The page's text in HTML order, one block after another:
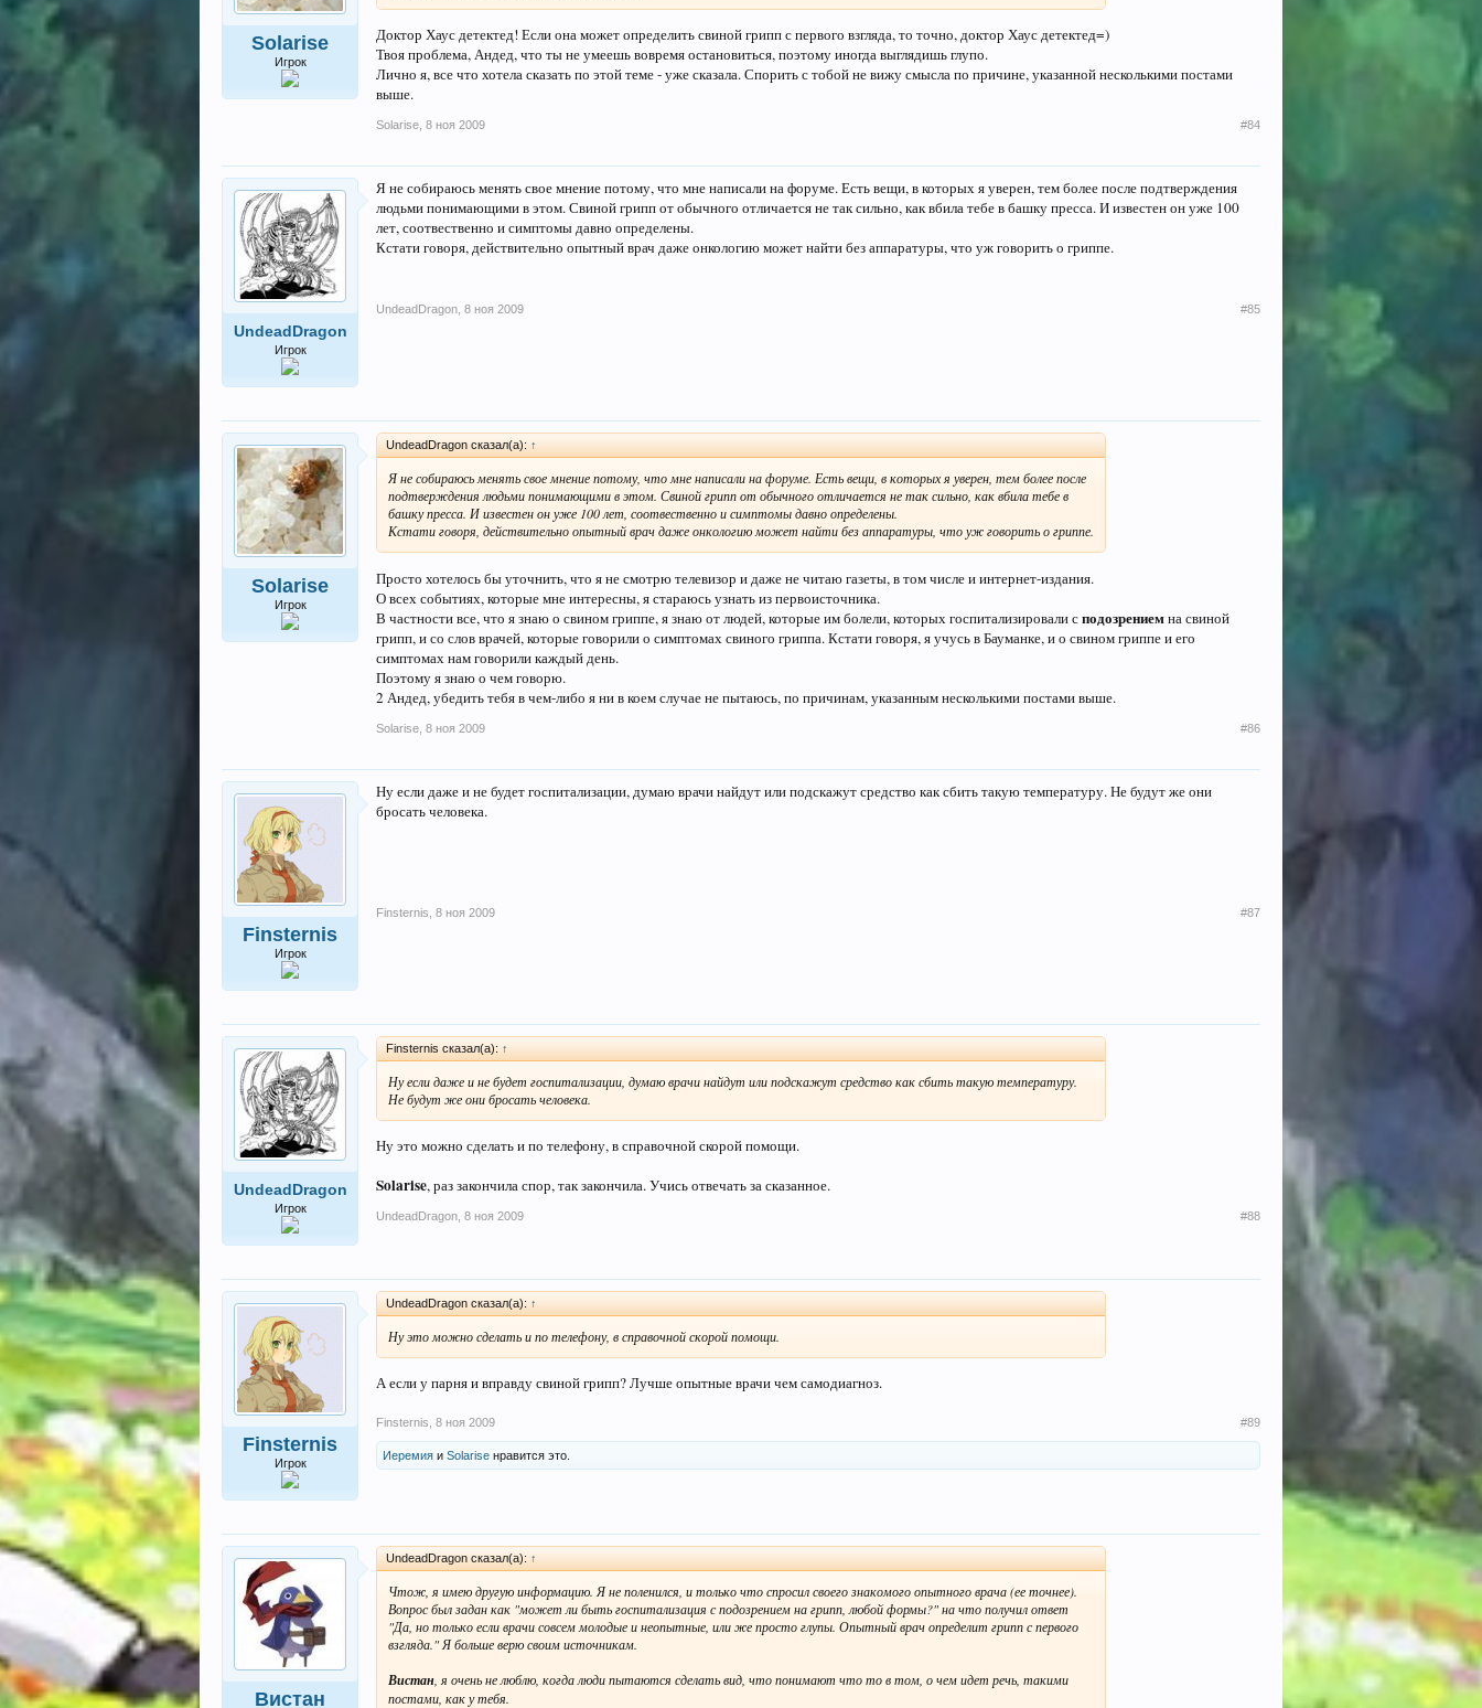
Solarise
Игрок
Доктор Хаус детектед! Если она может определить свиной грипп с первого взгляда, то точно, доктор Хаус детектед=)
Твоя проблема, Андед, что ты не умеешь вовремя остановиться, поэтому иногда выглядишь глупо.
Лично я, все что хотела сказать по этой теме - уже сказала. Спорить с тобой не вижу смысла по причине, указанной несколькими постами
выше.
Solarise 8 ноя 2009 #84
UndeadDragon
Игрок
Я не собираюсь менять свое мнение потому, что мне написали на форуме. Есть вещи, в которых я уверен, тем более после подтверждения
людьми понимающими в этом. Свиной грипп от обычного отличается не так сильно, как вбила тебе в башку пресса. И известен он уже 100
лет, соотвественно и симптомы давно определены.
Кстати говоря, действительно опытный врач даже онкологию может найти без аппаратуры, что уж говорить о гриппе.
UndeadDragon 8 ноя 2009 #85
Solarise
Игрок
UndeadDragon сказал(а): ↑
Я не собираюсь менять свое мнение потому, что мне написали на форуме. Есть вещи, в которых я уверен, тем более после
подтверждения людьми понимающими в этом. Свиной грипп от обычного отличается не так сильно, как вбила тебе в
башку пресса. И известен он уже 100 лет, соотвественно и симптомы давно определены.
Кстати говоря, действительно опытный врач даже онкологию может найти без аппаратуры, что уж говорить о гриппе.
Просто хотелось бы уточнить, что я не смотрю телевизор и даже не читаю газеты, в том числе и интернет-издания.
О всех событиях, которые мне интересны, я стараюсь узнать из первоисточника.
В частности все, что я знаю о свином гриппе, я знаю от людей, которые им болели, которых госпитализировали сподозрениемна свиной
грипп, и со слов врачей, которые говорили о симптомах свиного гриппа. Кстати говоря, я учусь в Бауманке, и о свином гриппе и его
симптомах нам говорили каждый день.
Поэтому я знаю о чем говорю.
2 Андед, убедить тебя в чем-либо я ни в коем случае не пытаюсь, по причинам, указанным несколькими постами выше.
Solarise 8 ноя 2009 #86
Finsternis
Игрок
Ну если даже и не будет госпитализации, думаю врачи найдут или подскажут средство как сбить такую температуру. Не будут же они
бросать человека.
Finsternis 8 ноя 2009 #87
UndeadDragon
Игрок
Finsternis сказал(а): ↑
Ну если даже и не будет госпитализации, думаю врачи найдут или подскажут средство как сбить такую температуру.
Не будут же они бросать человека.
Ну это можно сделать и по телефону, в справочной скорой помощи.
Solarise, раз закончила спор, так закончила. Учись отвечать за сказанное.
UndeadDragon 8 ноя 2009 #88
Finsternis
Игрок
UndeadDragon сказал(а): ↑
Ну это можно сделать и по телефону, в справочной скорой помощи.
А если у парня и вправду свиной грипп? Лучше опытные врачи чем самодиагноз.
Finsternis 8 ноя 2009 #89
Иеремия и Solarise нравится это.
Вистан
UndeadDragon сказал(а): ↑
Чтож, я имею другую информацию. Я не поленился, и только что спросил своего знакомого опытного врача (ее точнее).
Вопрос был задан как "может ли быть госпитализация с подозрением на грипп, любой формы?" на что получил ответ
"Да, но только если врачи совсем молодые и неопытные, или же просто глупы. Опытный врач определит грипп с первого
взгляда." Я больше верю своим источникам.
Вистан , я очень не люблю, когда люди пытаются сделать вид, что понимают что то в том, о чем идет речь, такими
постами, как у тебя.